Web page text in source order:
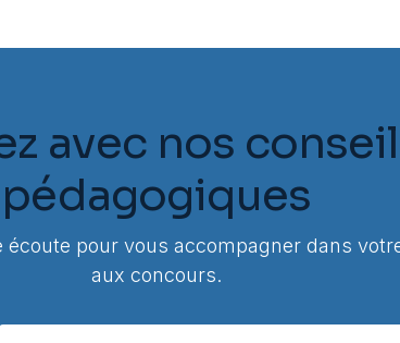
avec nos
pédagogiques
écoute pour vous accompagner dans
aux concours.